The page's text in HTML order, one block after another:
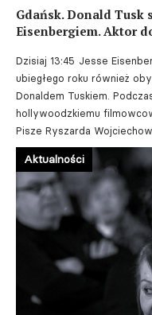
Gdańsk. Donald Tusk
Eisenbergiem. Aktor
Dzisiaj 13:45 Jesse
ubiegłego roku również
Donaldem Tuskiem.
hollywoodzkiemu
Pisze Ryszarda
Aktualności